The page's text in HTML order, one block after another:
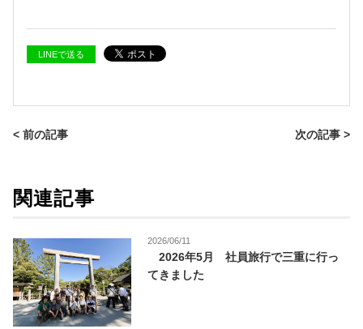
LINEで送る
< 前の記事 次の記事 >
関連記事
2026/06/11
2026年5月 社員旅行で三重に行っ
てきました